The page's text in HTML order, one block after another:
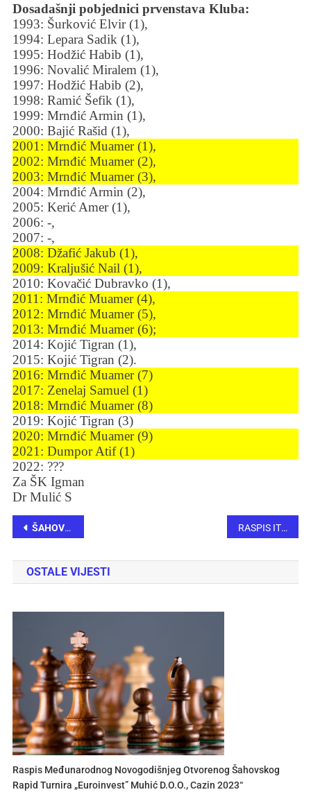
Dosadašnji pobjednici prvenstava Kluba:
1993: Šurković Elvir (1),
1994: Lepara Sadik (1),
1995: Hodžić Habib (1),
1996: Novalić Miralem (1),
1997: Hodžić Habib (2),
1998: Ramić Šefik (1),
1999: Mrnđić Armin (1),
2000: Bajić Rašid (1),
2001: Mrnđić Muamer (1),
2002: Mrnđić Muamer (2),
2003: Mrnđić Muamer (3),
2004: Mrnđić Armin (2),
2005: Kerić Amer (1),
2006: -,
2007: -,
2008: Džafić Jakub (1),
2009: Kraljušić Nail (1),
2010: Kovačić Dubravko (1),
2011: Mrnđić Muamer (4),
2012: Mrnđić Muamer (5),
2013: Mrnđić Muamer (6);
2014: Kojić Tigran (1),
2015: Kojić Tigran (2).
2016: Mrnđić Muamer (7)
2017: Zenelaj Samuel (1)
2018: Mrnđić Muamer (8)
2019: Kojić Tigran (3)
2020: Mrnđić Muamer (9)
2021: Dumpor Atif (1)
2022: ???
Za ŠK Igman
Dr Mulić S
ŠAHOVSKI TURNIR „SJEĆANJE NA MIRKA BARBIĆA“ RASPIS IT CHESS CUP AGENTLOCATOR 2022
OSTALE VIJESTI
Raspis Međunarodnog Novogodišnjeg Otvorenog Šahovskog
Rapid Turnira „Euroinvest” Muhić D.o.o., Cazin 2023“